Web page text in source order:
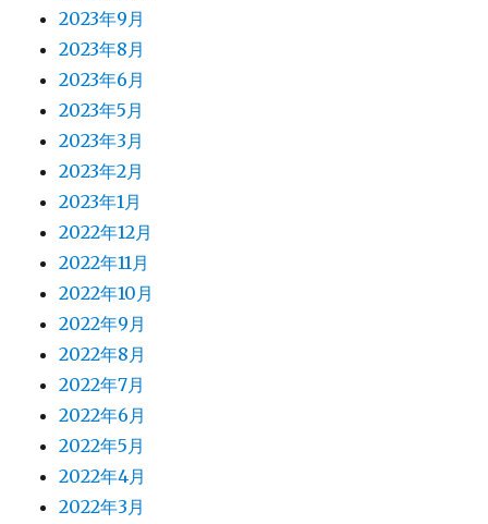
2023年9月
2023年8月
2023年6月
2023年5月
2023年3月
2023年2月
2023年1月
2022年12月
2022年11月
2022年10月
2022年9月
2022年8月
2022年7月
2022年6月
2022年5月
2022年4月
2022年3月